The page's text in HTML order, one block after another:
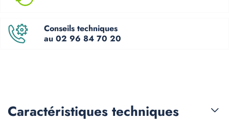
Conseils techniques
au 02 96 84 70 20
Caractéristiques techniques